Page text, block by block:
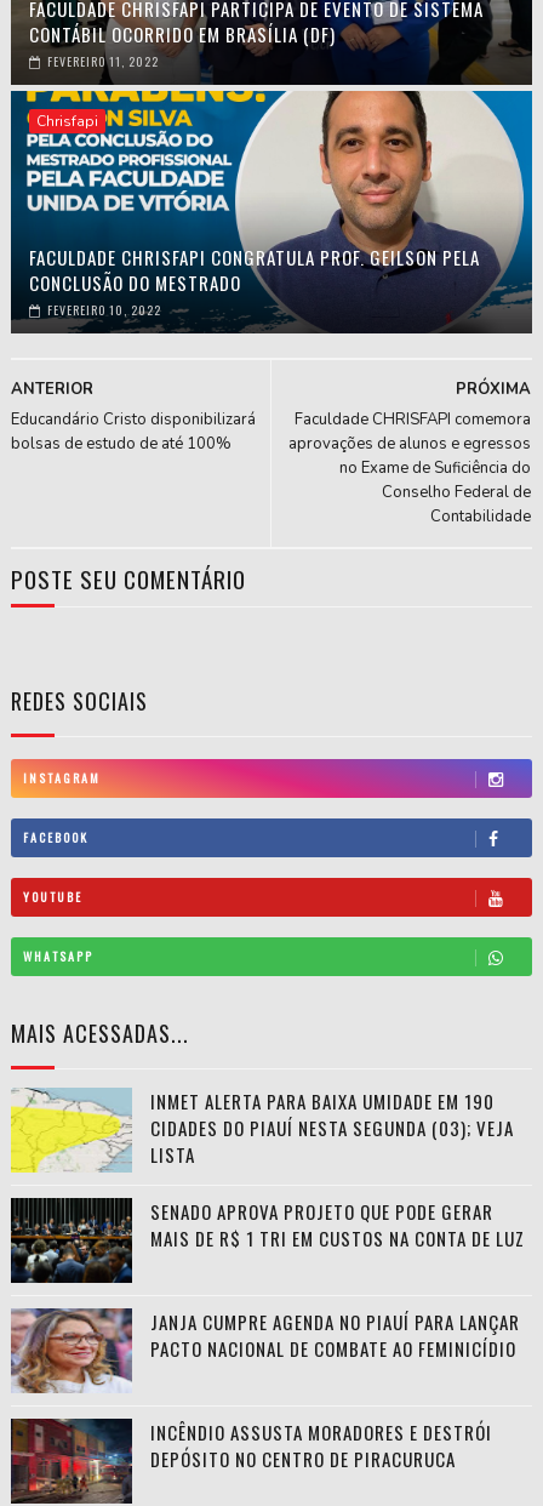
FACULDADE CHRISFAPI PARTICIPA DE EVENTO DE SISTEMA
CONTÁBIL OCORRIDO EM BRASÍLIA (DF)
FEVEREIRO 11, 2022
Chrisfapi
FACULDADE CHRISFAPI CONGRATULA PROF. GEILSON PELA
CONCLUSÃO DO MESTRADO
FEVEREIRO 10, 2022
PRÓXIMA
Faculdade CHRISFAPI comemora
aprovações de alunos e egressos
no Exame de Suficiência do
Conselho Federal de
Contabilidade
ANTERIOR
Educandário Cristo disponibilizará
bolsas de estudo de até 100%
POSTE SEU COMENTÁRIO
REDES SOCIAIS
INSTAGRAM
FACEBOOK
YOUTUBE
WHATSAPP
MAIS ACESSADAS...
INMET ALERTA PARA BAIXA UMIDADE EM 190
CIDADES DO PIAUÍ NESTA SEGUNDA (03); VEJA
LISTA
SENADO APROVA PROJETO QUE PODE GERAR
MAIS DE R$ 1 TRI EM CUSTOS NA CONTA DE LUZ
JANJA CUMPRE AGENDA NO PIAUÍ PARA LANÇAR
PACTO NACIONAL DE COMBATE AO FEMINICÍDIO
INCÊNDIO ASSUSTA MORADORES E DESTRÓI
DEPÓSITO NO CENTRO DE PIRACURUCA